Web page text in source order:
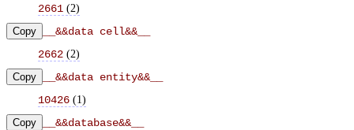
2661 (2)
Copy
__&&data cell&&__
2662 (2)
Copy
__&&data entity&&__
10426 (1)
Copy
__&&database&&__